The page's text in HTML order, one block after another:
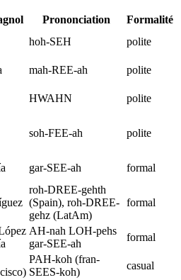
Prononciation
Formalité
hoh-SEH
polite
mah-REE-ah
polite
HWAHN
polite
soh-FEE-ah polite
gar-SEE-ah formal
roh-DREE-gehth
(Spain), roh-DREE-
gehz (LatAm)
formal
AH-nah LOH-pehs
gar-SEE-ah
formal
PAH-koh (fran-
SEES-koh)
casual